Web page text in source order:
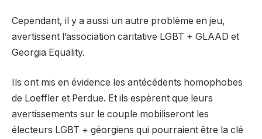
Cependant, il y a aussi un autre problème en jeu,
avertissent l’association caritative LGBT + GLAAD et
Georgia Equality.
Ils ont mis en évidence les antécédents homophobes
de Loeffler et Perdue. Et ils espèrent que leurs
avertissements sur le couple mobiliseront les
électeurs LGBT + géorgiens qui pourraient être la clé